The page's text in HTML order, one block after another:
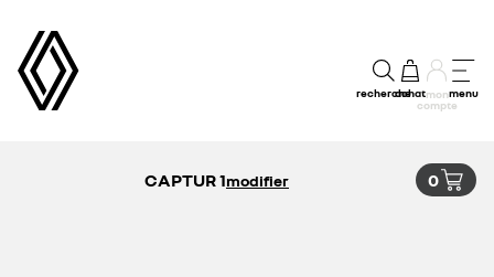
rechercheachatmon
compte
menu
CAPTUR 1modifier 0